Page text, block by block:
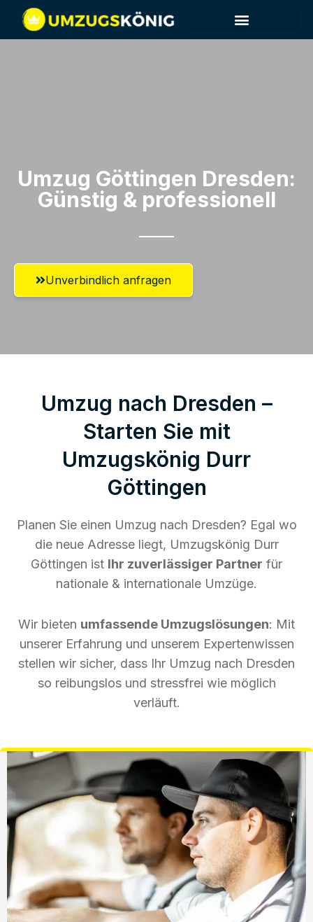
Umzug Göttingen​ Dresden:
Günstig & professionell​
Unverbindlich anfragen
Umzug nach Dresden –
Starten Sie mit
Umzugskönig Durr
Göttingen
Planen Sie einen Umzug nach Dresden? Egal wo
die neue Adresse liegt, Umzugskönig Durr
Göttingen ist Ihr zuverlässiger Partner für
nationale & internationale Umzüge.
Wir bieten umfassende Umzugslösungen: Mit
unserer Erfahrung und unserem Expertenwissen
stellen wir sicher, dass Ihr Umzug nach Dresden
so reibungslos und stressfrei wie möglich
verläuft.